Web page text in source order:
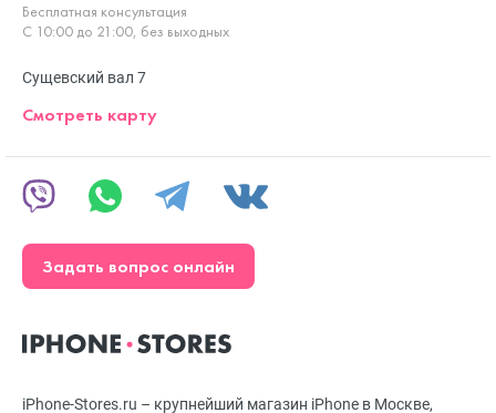
iPhone-Stores.ru – крупнейший магазин iPhone в Москве,
Бесплатная консультация
С 10:00 до 21:00, без выходных
Сущевский вал 7
Смотреть карту
Задать вопрос онлайн